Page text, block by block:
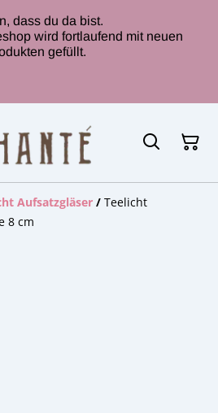
dass du da bist.
wird fortlaufend mit neuen
gefüllt.
Aufsatzgläser / Teelicht
8 cm